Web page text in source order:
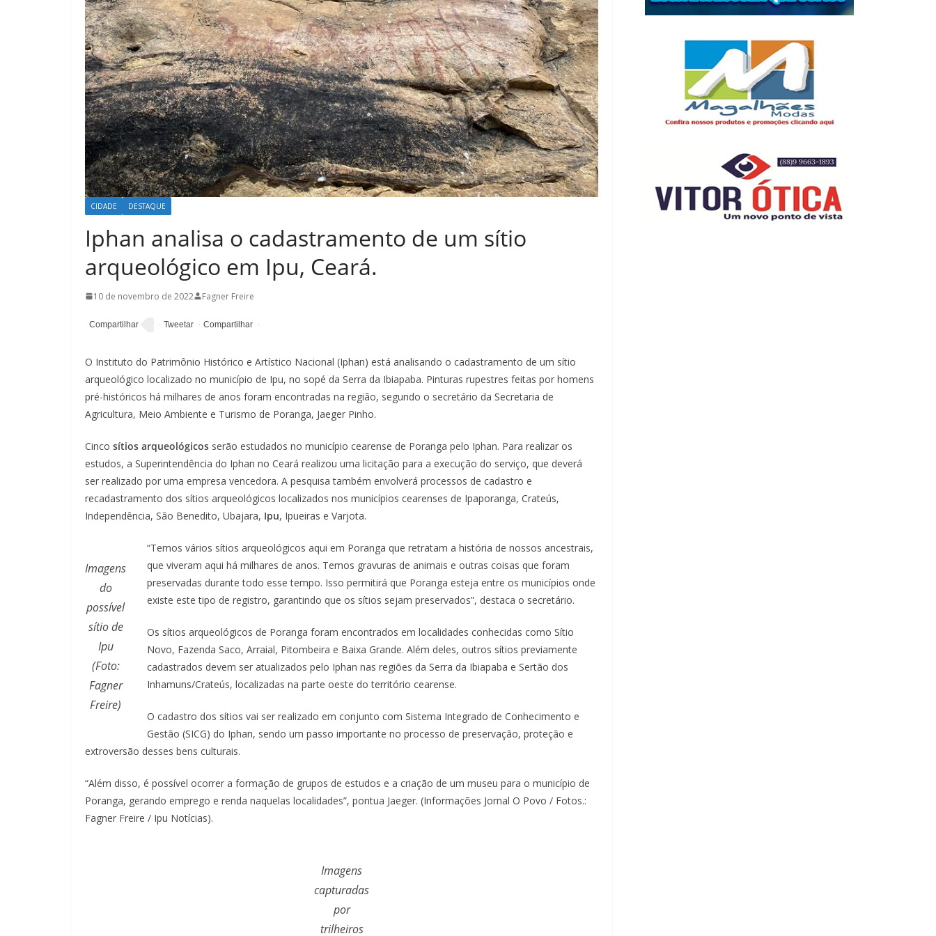
CIDADE DESTAQUE
Iphan analisa o cadastramento de um sítio
arqueológico em Ipu, Ceará.
10 de novembro de 2022 Fagner Freire
O Instituto do Patrimônio Histórico e Artístico Nacional (Iphan) está analisando o cadastramento de um sítio
arqueológico localizado no município de Ipu, no sopé da Serra da Ibiapaba. Pinturas rupestres feitas por homens
pré-históricos há milhares de anos foram encontradas na região, segundo o secretário da Secretaria de
Agricultura, Meio Ambiente e Turismo de Poranga, Jaeger Pinho.
Cinco sítios arqueológicos serão estudados no município cearense de Poranga pelo Iphan. Para realizar os
estudos, a Superintendência do Iphan no Ceará realizou uma licitação para a execução do serviço, que deverá
ser realizado por uma empresa vencedora. A pesquisa também envolverá processos de cadastro e
recadastramento dos sítios arqueológicos localizados nos municípios cearenses de Ipaporanga, Crateús,
Independência, São Benedito, Ubajara, Ipu, Ipueiras e Varjota.
Imagens
do
possível
sítio de
Ipu
(Foto:
Fagner
Freire)
“Temos vários sítios arqueológicos aqui em Poranga que retratam a história de nossos ancestrais,
que viveram aqui há milhares de anos. Temos gravuras de animais e outras coisas que foram
preservadas durante todo esse tempo. Isso permitirá que Poranga esteja entre os municípios onde
existe este tipo de registro, garantindo que os sítios sejam preservados”, destaca o secretário.
Os sítios arqueológicos de Poranga foram encontrados em localidades conhecidas como Sítio
Novo, Fazenda Saco, Arraial, Pitombeira e Baixa Grande. Além deles, outros sítios previamente
cadastrados devem ser atualizados pelo Iphan nas regiões da Serra da Ibiapaba e Sertão dos
Inhamuns/Crateús, localizadas na parte oeste do território cearense.
O cadastro dos sítios vai ser realizado em conjunto com Sistema Integrado de Conhecimento e
Gestão (SICG) do Iphan, sendo um passo importante no processo de preservação, proteção e
extroversão desses bens culturais.
“Além disso, é possível ocorrer a formação de grupos de estudos e a criação de um museu para o município de
Poranga, gerando emprego e renda naquelas localidades”, pontua Jaeger. (Informações Jornal O Povo / Fotos.:
Fagner Freire / Ipu Notícias).
Imagens
capturadas
por
trilheiros